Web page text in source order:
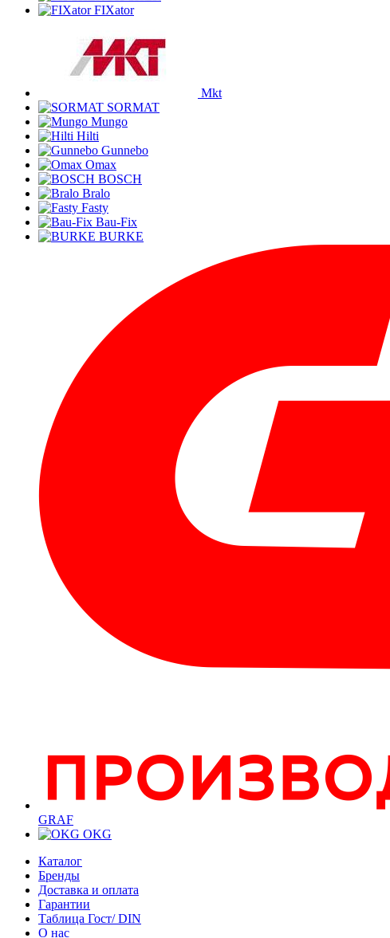
FIXator
Mkt
SORMAT
Mungo
Hilti
Gunnebo
Omax
BOSCH
Bralo
Fasty
Bau-Fix
BURKE
GRAF
OKG
Каталог
Бренды
Доставка и оплата
Гарантии
Таблица Гост/ DIN
О нас